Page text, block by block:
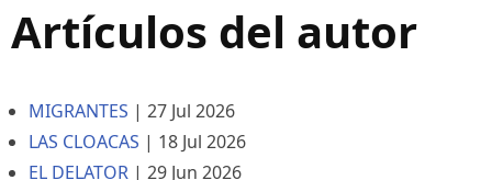
Artículos del autor
MIGRANTES | 27 Jul 2026
LAS CLOACAS | 18 Jul 2026
EL DELATOR | 29 Jun 2026